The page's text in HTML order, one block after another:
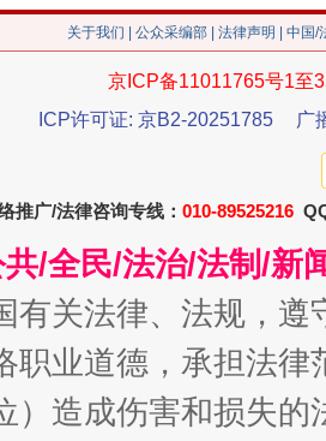
关于我们 公众采编部 法律声明 | 中国
京ICP备11011765号1至
ICP许可证: 京B2-20251785
广
推广/法律咨询专线： 010-89525216
/全民/法治/法制/新
有关法律、法规，
职业道德，承担法
）造成伤害和损失